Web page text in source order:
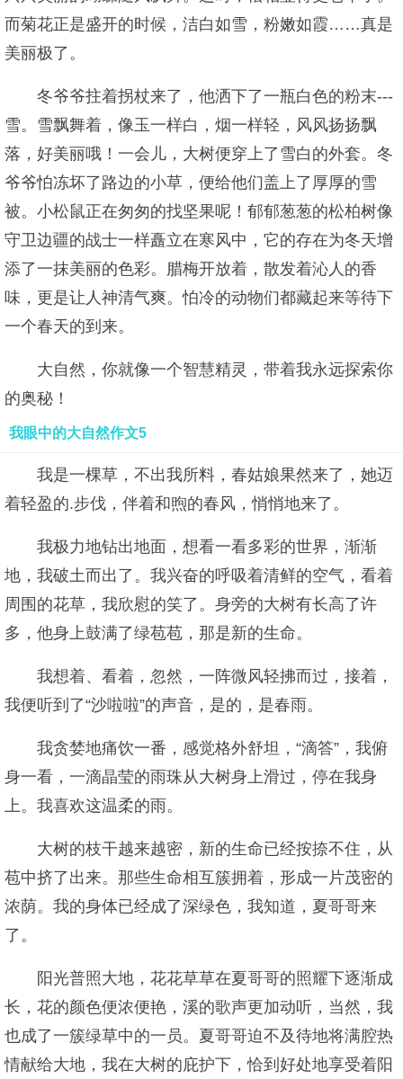
而菊花正是盛开的时候，洁白如雪，粉嫩如霞……真是
美丽极了。
冬爷爷拄着拐杖来了，他洒下了一瓶白色的粉末---
雪。雪飘舞着，像玉一样白，烟一样轻，风风扬扬飘
落，好美丽哦！一会儿，大树便穿上了雪白的外套。冬
爷爷怕冻坏了路边的小草，便给他们盖上了厚厚的雪
被。小松鼠正在匆匆的找坚果呢！郁郁葱葱的松柏树像
守卫边疆的战士一样矗立在寒风中，它的存在为冬天增
添了一抹美丽的色彩。腊梅开放着，散发着沁人的香
味，更是让人神清气爽。怕冷的动物们都藏起来等待下
一个春天的到来。
大自然，你就像一个智慧精灵，带着我永远探索你
的奥秘！
我眼中的大自然作文5
我是一棵草，不出我所料，春姑娘果然来了，她迈
着轻盈的.步伐，伴着和煦的春风，悄悄地来了。
我极力地钻出地面，想看一看多彩的世界，渐渐
地，我破土而出了。我兴奋的呼吸着清鲜的空气，看着
周围的花草，我欣慰的笑了。身旁的大树有长高了许
多，他身上鼓满了绿苞苞，那是新的生命。
我想着、看着，忽然，一阵微风轻拂而过，接着，
我便听到了“沙啦啦”的声音，是的，是春雨。
我贪婪地痛饮一番，感觉格外舒坦，“滴答”，我俯
身一看，一滴晶莹的雨珠从大树身上滑过，停在我身
上。我喜欢这温柔的雨。
大树的枝干越来越密，新的生命已经按捺不住，从
苞中挤了出来。那些生命相互簇拥着，形成一片茂密的
浓荫。我的身体已经成了深绿色，我知道，夏哥哥来
了。
阳光普照大地，花花草草在夏哥哥的照耀下逐渐成
长，花的颜色便浓便艳，溪的歌声更加动听，当然，我
也成了一簇绿草中的一员。夏哥哥迫不及待地将满腔热
情献给大地，我在大树的庇护下，恰到好处地享受着阳